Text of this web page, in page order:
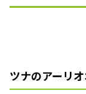
ツナのアーリ